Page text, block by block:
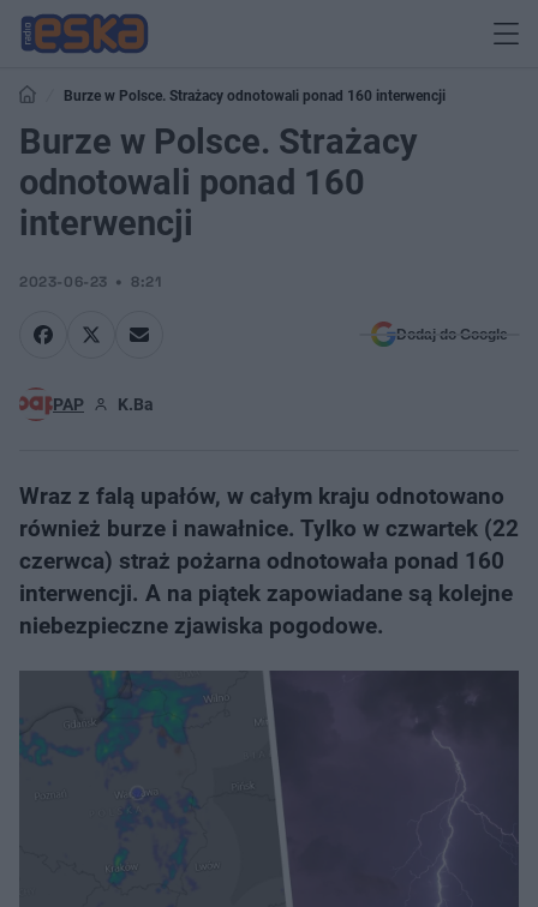
Burze w Polsce. Strażacy odnotowali ponad 160 interwencji
Burze w Polsce. Strażacy
odnotowali ponad 160
interwencji
2023-06-23 8:21
Dodaj do Google
PAP K.Ba
Wraz z falą upałów, w całym kraju odnotowano
również burze i nawałnice. Tylko w czwartek (22
czerwca) straż pożarna odnotowała ponad 160
interwencji. A na piątek zapowiadane są kolejne
niebezpieczne zjawiska pogodowe.